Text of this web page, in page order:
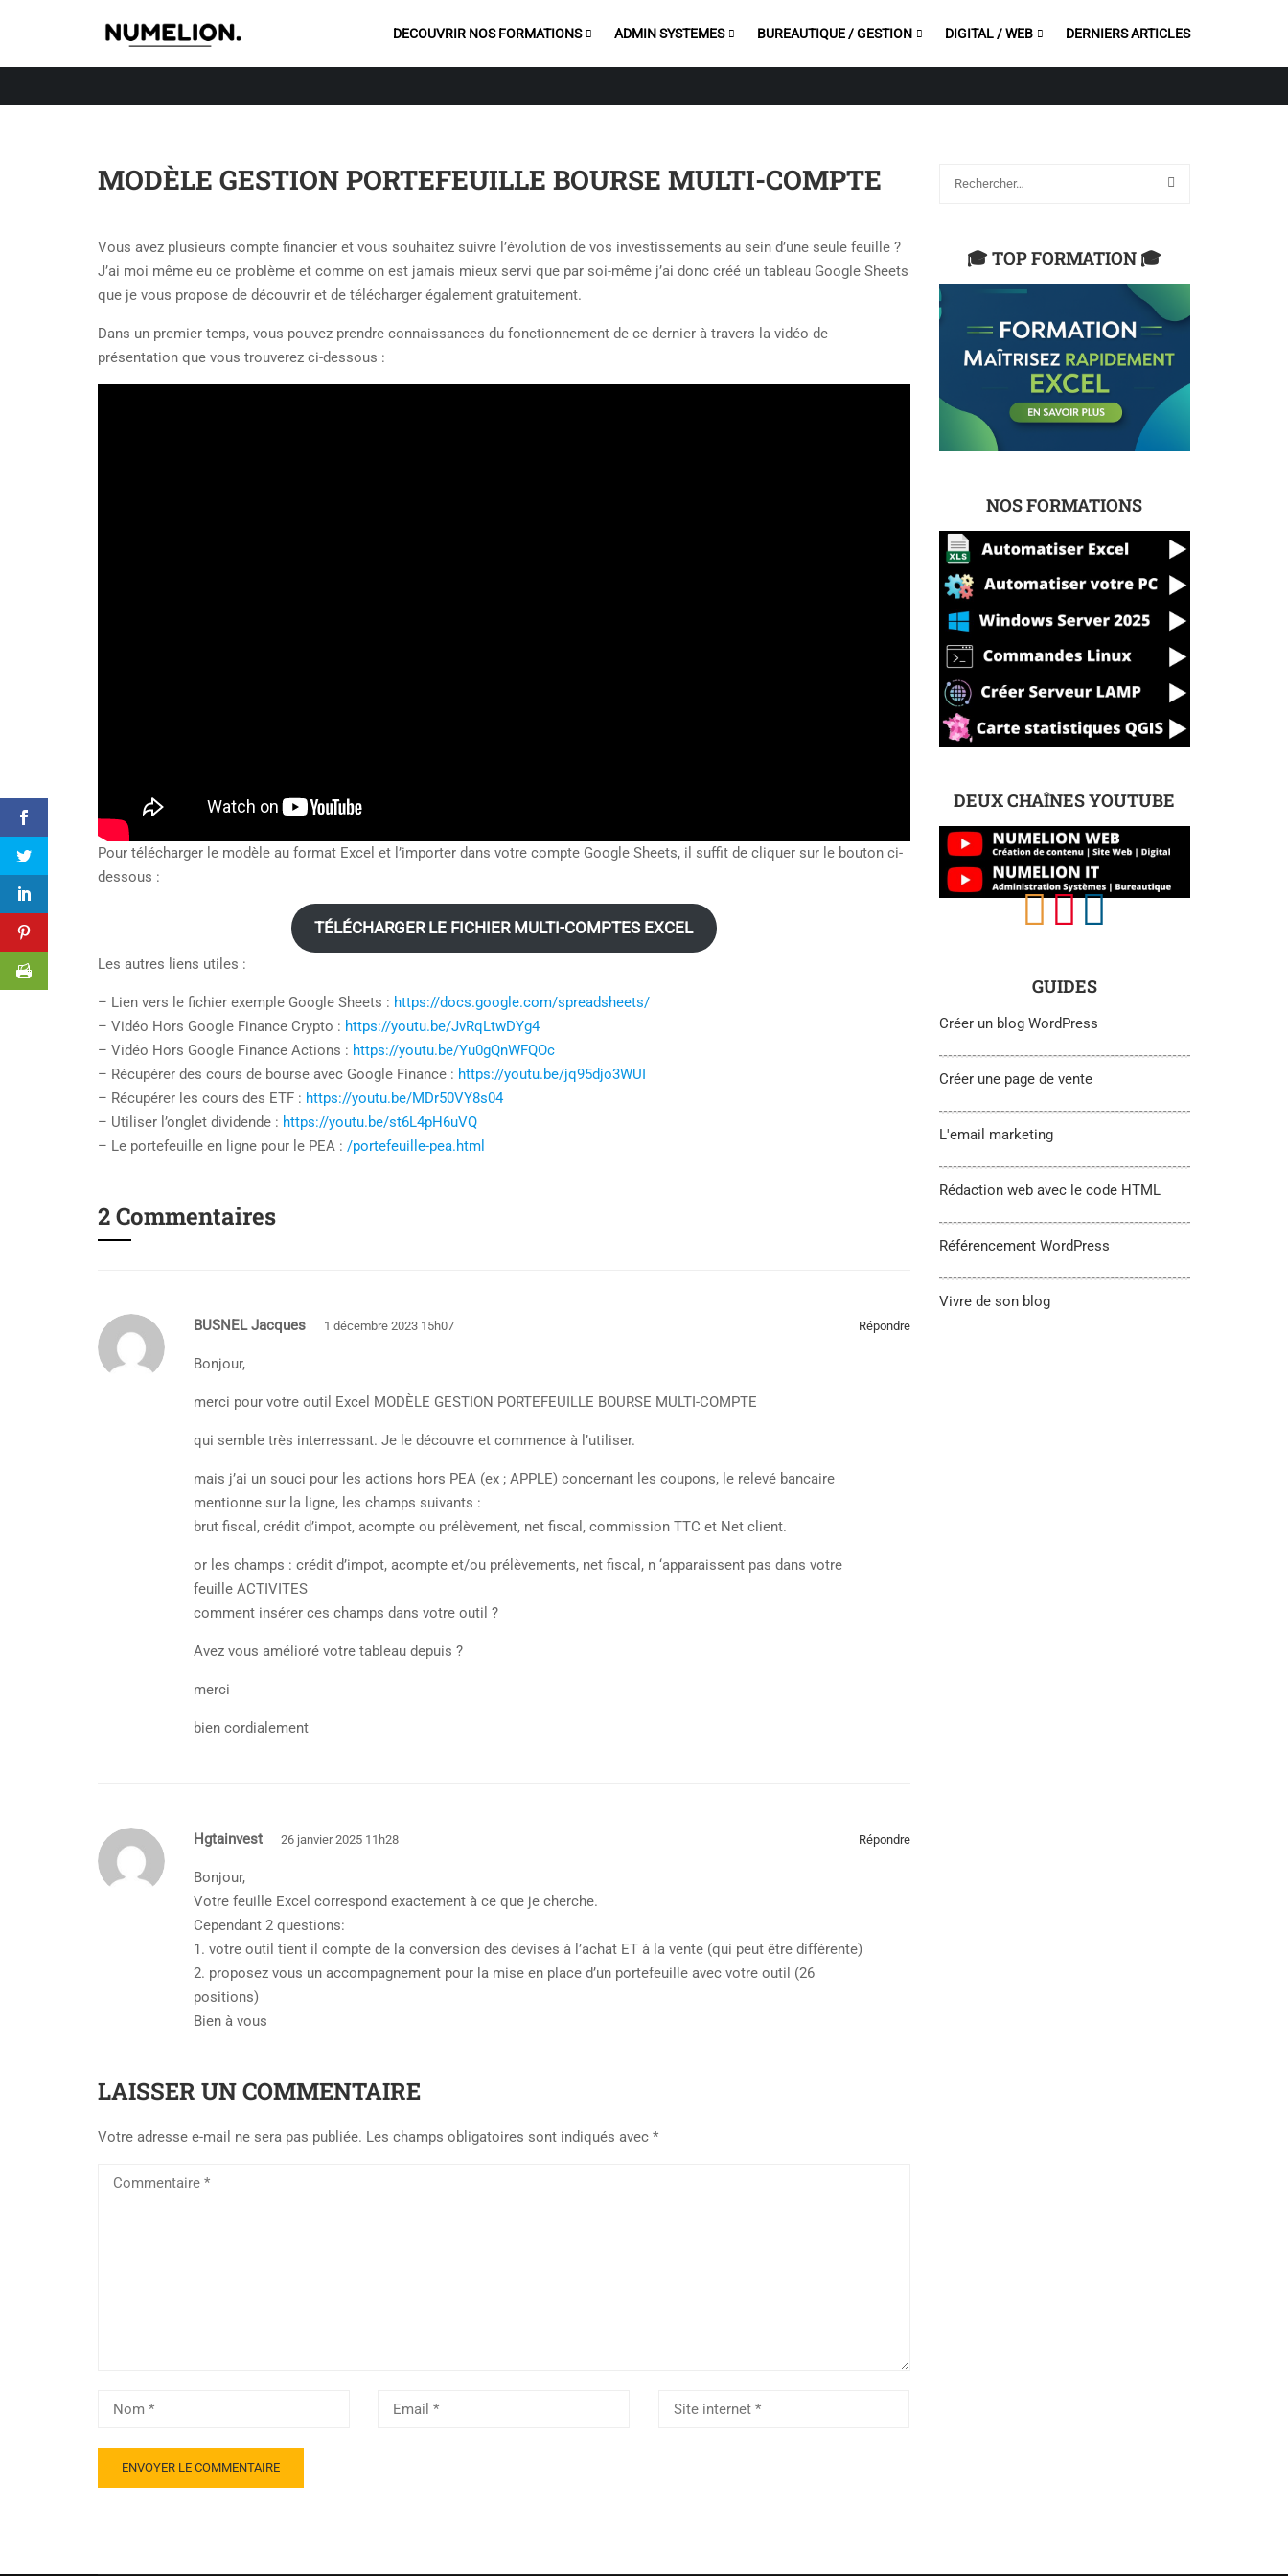
DECOUVRIR NOS FORMATIONS ADMIN SYSTEMES BUREAUTIQUE / GESTION DIGITAL / WEB DERNIERS ARTICLES
MODÈLE GESTION PORTEFEUILLE BOURSE MULTI-COMPTE
Vous avez plusieurs compte financier et vous souhaitez suivre l’évolution de vos investissements au sein d’une seule feuille ?
J’ai moi même eu ce problème et comme on est jamais mieux servi que par soi-même j’ai donc créé un tableau Google Sheets
que je vous propose de découvrir et de télécharger également gratuitement.
Dans un premier temps, vous pouvez prendre connaissances du fonctionnement de ce dernier à travers la vidéo de
présentation que vous trouverez ci-dessous :
Pour télécharger le modèle au format Excel et l’importer dans votre compte Google Sheets, il suffit de cliquer sur le bouton ci-
dessous :
TÉLÉCHARGER LE FICHIER MULTI-COMPTES EXCEL
Les autres liens utiles :
– Lien vers le fichier exemple Google Sheets : https://docs.google.com/spreadsheets/
– Vidéo Hors Google Finance Crypto : https://youtu.be/JvRqLtwDYg4
– Vidéo Hors Google Finance Actions : https://youtu.be/Yu0gQnWFQOc
– Récupérer des cours de bourse avec Google Finance : https://youtu.be/jq95djo3WUI
– Récupérer les cours des ETF : https://youtu.be/MDr50VY8s04
– Utiliser l’onglet dividende : https://youtu.be/st6L4pH6uVQ
– Le portefeuille en ligne pour le PEA : /portefeuille-pea.html
2 Commentaires
BUSNEL Jacques 1 décembre 2023 15h07 Répondre
Bonjour,
merci pour votre outil Excel MODÈLE GESTION PORTEFEUILLE BOURSE MULTI-COMPTE
qui semble très interressant. Je le découvre et commence à l’utiliser.
mais j’ai un souci pour les actions hors PEA (ex ; APPLE) concernant les coupons, le relevé bancaire
mentionne sur la ligne, les champs suivants :
brut fiscal, crédit d’impot, acompte ou prélèvement, net fiscal, commission TTC et Net client.
or les champs : crédit d’impot, acompte et/ou prélèvements, net fiscal, n ‘apparaissent pas dans votre
feuille ACTIVITES
comment insérer ces champs dans votre outil ?
Avez vous amélioré votre tableau depuis ?
merci
bien cordialement
Hgtainvest 26 janvier 2025 11h28 Répondre
Bonjour,
Votre feuille Excel correspond exactement à ce que je cherche.
Cependant 2 questions:
1. votre outil tient il compte de la conversion des devises à l’achat ET à la vente (qui peut être différente)
2. proposez vous un accompagnement pour la mise en place d’un portefeuille avec votre outil (26
positions)
Bien à vous
LAISSER UN COMMENTAIRE
Votre adresse e-mail ne sera pas publiée. Les champs obligatoires sont indiqués avec *
🎓 TOP FORMATION 🎓
NOS FORMATIONS
DEUX CHAÎNES YOUTUBE
GUIDES
Créer un blog WordPress
Créer une page de vente
L'email marketing
Rédaction web avec le code HTML
Référencement WordPress
Vivre de son blog